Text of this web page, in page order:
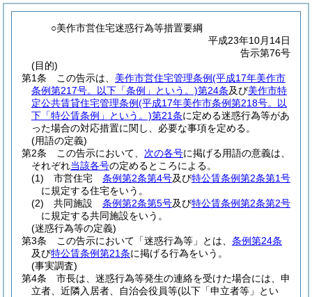
○美作市営住宅迷惑行為等措置要綱
平成23年10月14日
告示第76号
(目的)
第1条
この告示は、 美作市営住宅管理条例(平成17年美作市
条例第217号。以下「条例」という。)第24条及び美作市特
定公共賃貸住宅管理条例(平成17年美作市条例第218号。以
下「特公賃条例」という。)第21条に定める迷惑行為等があ
った場合の対応措置に関し、必要な事項を定める。
(用語の定義)
第2条
この告示において、 次の各号に掲げる用語の意義は、
それぞれ当該各号の定めるところによる。
(1)
市営住宅 条例第2条第4号及び特公賃条例第2条第1号
に規定する住宅をいう。
(2)
共同施設 条例第2条第5号及び特公賃条例第2条第2号
に規定する共同施設をいう。
(迷惑行為等の定義)
第3条
この告示において「迷惑行為等」とは、 条例第24条
及び特公賃条例第21条に掲げる行為をいう。
(事実調査)
第4条
市長は、迷惑行為等発生の連絡を受けた場合には、申
立者、近隣入居者、自治会役員等(以下「申立者等」とい